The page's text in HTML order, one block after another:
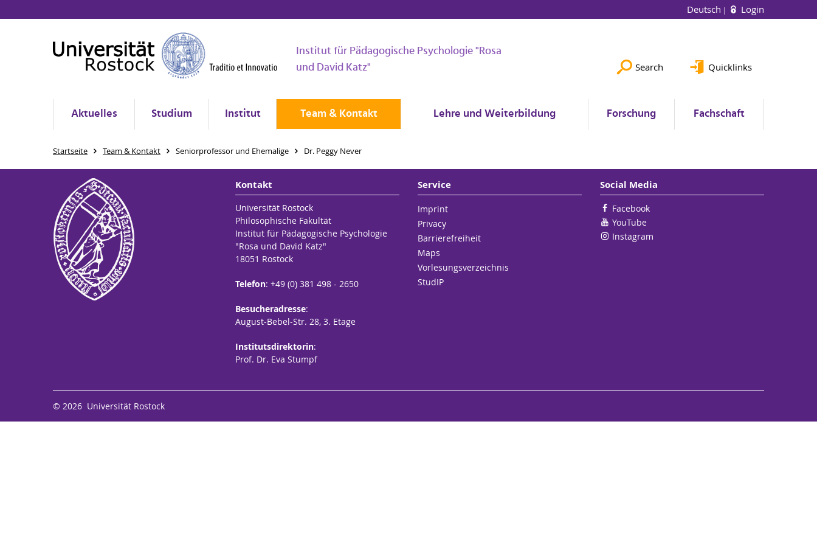
Deutsch Login
Institut für Pädagogische Psychologie "Rosa
und David Katz"
Search Quicklinks
Aktuelles Studium Institut Team & Kontakt Lehre und Weiterbildung Forschung Fachschaft
Startseite Team & Kontakt Seniorprofessor und Ehemalige Dr. Peggy Never
Kontakt
Universität Rostock
Philosophische Fakultät
Institut für Pädagogische Psychologie
"Rosa und David Katz"
18051 Rostock
Telefon: +49 (0) 381 498 - 2650
Besucheradresse:
August-Bebel-Str. 28, 3. Etage
Institutsdirektorin:
Prof. Dr. Eva Stumpf
Service
Imprint
Privacy
Barrierefreiheit
Maps
Vorlesungsverzeichnis
StudIP
Social Media
Facebook
YouTube
Instagram
© 2026 Universität Rostock